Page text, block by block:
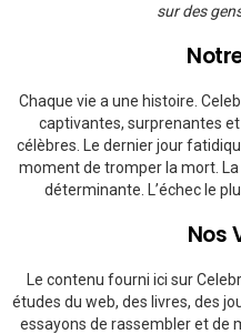
sur des
Chaque vie a une histoire.
captivantes, surprenantes
célèbres. Le dernier jour
moment de tromper la mort.
déterminante. L’échec le
Nos
Le contenu fourni ici sur
études du web, des livres, des
essayons de rassembler et de